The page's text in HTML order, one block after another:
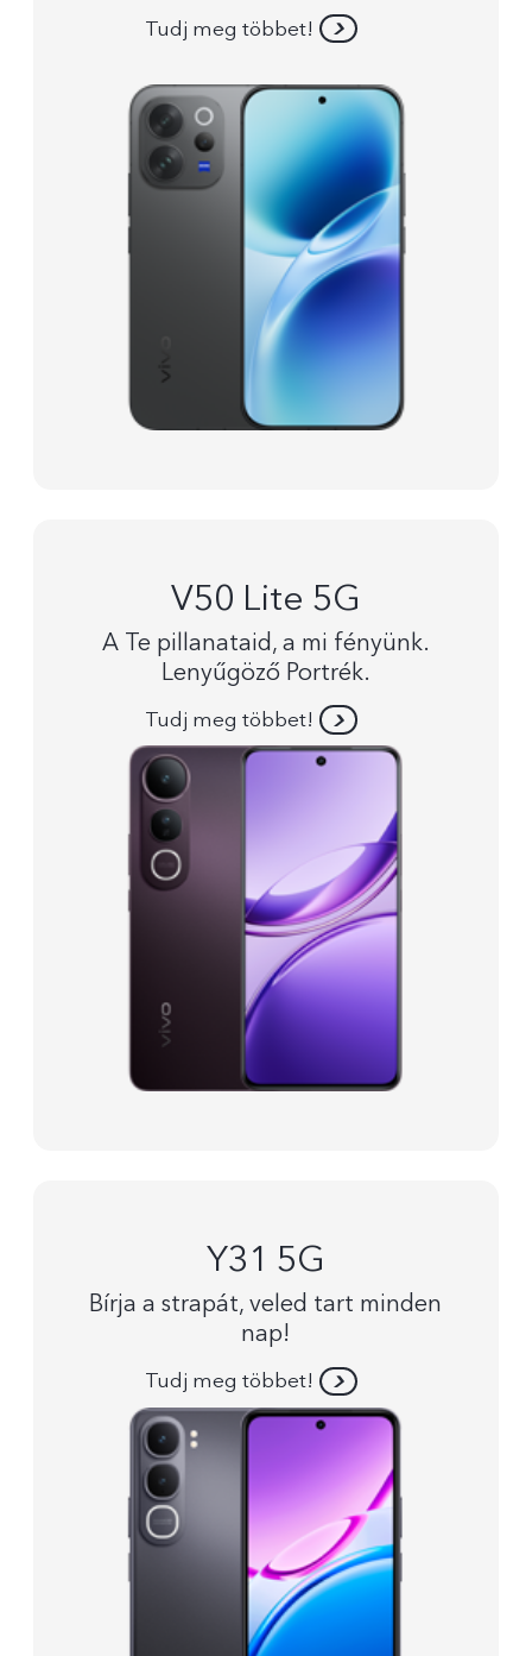
Tudj meg többet!
V50 Lite 5G
A Te pillanataid, a mi fényünk.
Lenyűgöző Portrék.
Tudj meg többet!
Y31 5G
Bírja a strapát, veled tart minden
nap!
Tudj meg többet!